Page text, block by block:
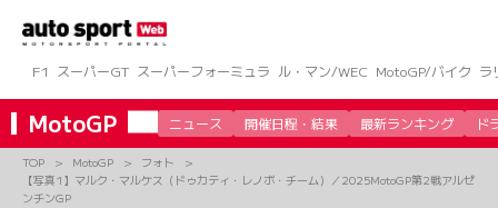
ツ
へ
ス
キ
F1 スーパーGT スーパーフォーミュラ ル・マン/WEC MotoGP/バイク ラ
MotoGP ニュース 開催日程・結果 最新ランキング ド
TOP MotoGP
フォト
【写真1】マルク・マルケス（ドゥカティ・レノボ・チーム）／2025MotoGP第2戦アルゼ
ンチンGP